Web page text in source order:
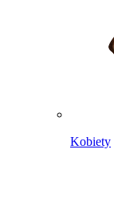
Kobiety